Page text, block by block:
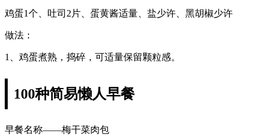
鸡蛋1个、吐司2片、蛋黄酱适量、盐少许、黑胡椒少许
做法：
1、鸡蛋煮熟，捣碎，可适量保留颗粒感。
100种简易懒人早餐
早餐名称——梅干菜肉包